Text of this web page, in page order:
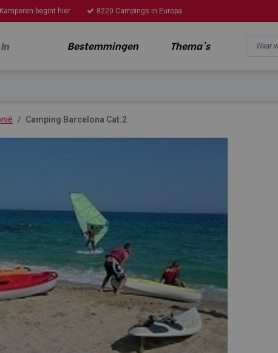
Kamperen begint hier 8220 Campings in Europa
Bestemmingen Thema's
Camping Barcelona Cat.2